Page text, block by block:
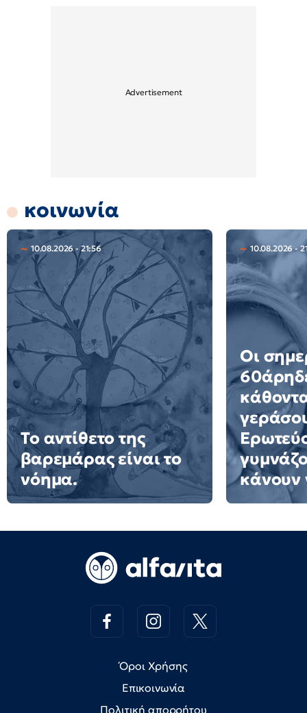
κοινωνία
10.08.2026 - 21:56
Το αντίθετο της
βαρεμάρας είναι το
νόημα.
10.08.2026 -
Οι
κάνουν
Όροι Χρήσης
Επικοινωνία
Πολιτική απορρήτου